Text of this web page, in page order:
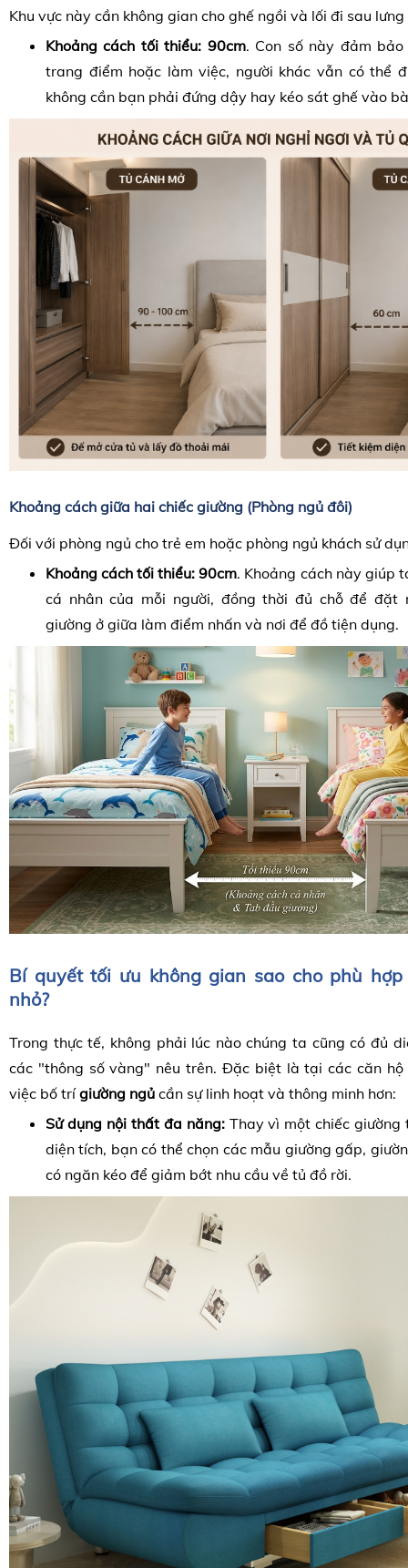
Khu vực này cần không gian cho ghế ngồi và lối đi sau lưng
Khoảng cách tối thiểu: 90cm. Con số này đảm
trang điểm hoặc làm việc, người khác vẫn có thể
không cần bạn phải đứng dậy hay kéo sát ghế vào
Khoảng cách giữa hai chiếc giường (Phòng ngủ đôi)
Đối với phòng ngủ cho trẻ em hoặc phòng ngủ khách sử
Khoảng cách tối thiểu: 90cm. Khoảng cách này giúp
cá nhân của mỗi người, đồng thời đủ chỗ để đặt
giường ở giữa làm điểm nhấn và nơi để đồ tiện dụng.
Bí quyết tối ưu không gian sao cho phù
nhỏ?
Trong thực tế, không phải lúc nào chúng ta cũng có đủ
các "thông số vàng" nêu trên. Đặc biệt là tại các căn hộ
việc bố trígiường ngủ cần sự linh hoạt và thông minh hơn:
Sử dụng nội thất đa năng:Thay vì một chiếc giường
diện tích, bạn có thể chọn các mẫu giường gấp,
có ngăn kéo để giảm bớt nhu cầu về tủ đồ rời.